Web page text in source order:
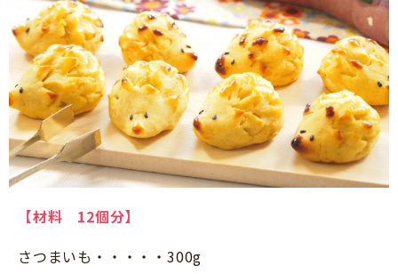
【材料 12個分】
さつまいも・・・・・300g